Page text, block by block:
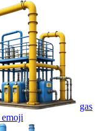
gas
emoji